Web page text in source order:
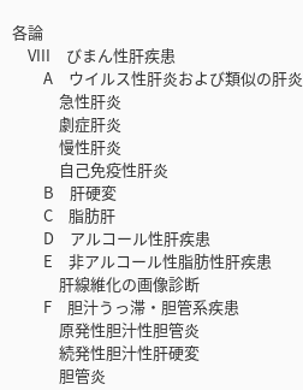
各論
VIII びまん性肝疾患
A ウイルス性肝炎および類似の肝炎
急性肝炎
劇症肝炎
慢性肝炎
自己免疫性肝炎
B 肝硬変
C 脂肪肝
D アルコール性肝疾患
E 非アルコール性脂肪性肝疾患
肝線維化の画像診断
F 胆汁うっ滞・胆管系疾患
原発性胆汁性胆管炎
続発性胆汁性肝硬変
胆管炎